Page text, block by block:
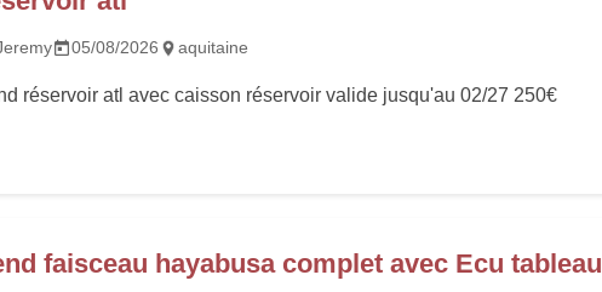
05/08/2026 aquitaine
réservoir atl avec caisson réservoir valide jusqu'au 02/27 250€
faisceau hayabusa complet avec Ecu tableau